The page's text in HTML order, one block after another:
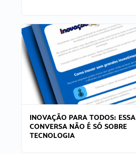
INOVAÇÃO PARA TODOS: ESSA
CONVERSA NÃO É SÓ SOBRE
TECNOLOGIA